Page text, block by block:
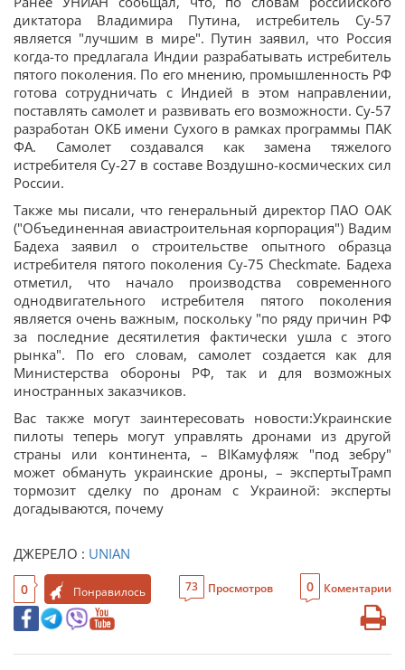
диктатора Владимира Путина, истребитель Су-57
является "лучшим в мире". Путин заявил, что Россия
когда-то предлагала Индии разрабатывать истребитель
пятого поколения. По его мнению, промышленность РФ
готова сотрудничать с Индией в этом направлении,
поставлять самолет и развивать его возможности. Су-57
разработан ОКБ имени Сухого в рамках программы ПАК
ФА. Самолет создавался как замена тяжелого
истребителя Су-27 в составе Воздушно-космических сил
России.
Также мы писали, что генеральный директор ПАО ОАК
("Объединенная авиастроительная корпорация") Вадим
Бадеха заявил о строительстве опытного образца
истребителя пятого поколения Су-75 Checkmate. Бадеха
отметил, что начало производства современного
однодвигательного истребителя пятого поколения
является очень важным, поскольку "по ряду причин РФ
за последние десятилетия фактически ушла с этого
рынка". По его словам, самолет создается как для
Министерства обороны РФ, так и для возможных
иностранных заказчиков.
Вас также могут заинтересовать новости:Украинские
пилоты теперь могут управлять дронами из другой
страны или континента, – BIКамуфляж "под зебру"
может обмануть украинские дроны, – экспертыТрамп
тормозит сделку по дронам с Украиной: эксперты
догадываются, почему
ДЖЕРЕЛО : UNIAN
0 Понравилось 73 Просмотров 0 Коментарии